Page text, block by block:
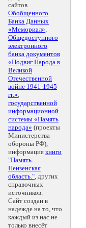
сайтов
Обобщенного
Банка Данных
«Мемориал»,
Общедоступного
электронного
банка документов
«Подвиг Народа в
Великой
Отечественной
войне 1941-1945
гг.»,
государственной
информационной
системы «Память
народа» (проекты
Министерства
обороны РФ),
информация книги
"Память.
Пензенская
область.", других
справочных
источников.
Сайт создан в
надежде на то, что
каждый из нас не
только внесёт